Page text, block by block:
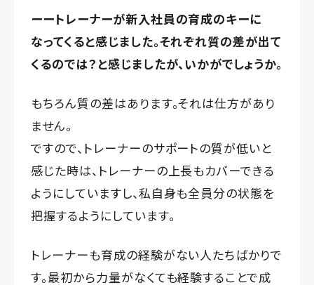
ーートレーナーが新入社員の育成のキーに
なってくると感じました。それぞれ質の差が出て
くるのでは？と感じましたが、いかがでしょうか。
もちろん質の差はあります。それは仕方があり
ません。
ですので、トレーナーのサポートの質が低いと
感じた時は、トレーナーの上長もカバーできる
ようにしていますし、私自身も全員分の状態を
把握するようにしています。
トレーナーも育成の経験がない人たちばかりで
す。最初から力量がなくても経験することで成